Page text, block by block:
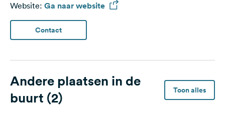
Website: Ga naar website
Contact
Andere plaatsen in de
buurt (2)
Toon alles